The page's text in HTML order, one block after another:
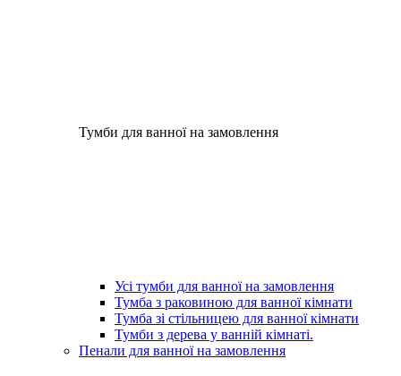
Тумби для ванної на замовлення
Усі тумби для ванної на замовлення
Тумба з раковиною для ванної кімнати
Тумба зі стільницею для ванної кімнати
Тумби з дерева у ванній кімнаті.
Пенали для ванної на замовлення